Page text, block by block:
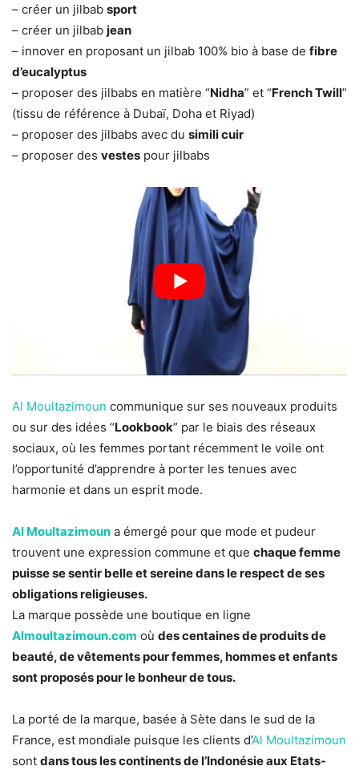
– créer un jilbab sport
– créer un jilbab jean
– innover en proposant un jilbab 100% bio à base de fibre
d’eucalyptus
– proposer des jilbabs en matière “Nidha” et “French Twill”
(tissu de référence à Dubaï, Doha et Riyad)
– proposer des jilbabs avec du simili cuir
– proposer des vestes pour jilbabs
Al Moultazimoun communique sur ses nouveaux produits
ou sur des idées “Lookbook” par le biais des réseaux
sociaux, où les femmes portant récemment le voile ont
l’opportunité d’apprendre à porter les tenues avec
harmonie et dans un esprit mode.
Al Moultazimoun a émergé pour que mode et pudeur
trouvent une expression commune et que chaque femme
puisse se sentir belle et sereine dans le respect de ses
obligations religieuses.
La marque possède une boutique en ligne
Almoultazimoun.com où des centaines de produits de
beauté, de vêtements pour femmes, hommes et enfants
sont proposés pour le bonheur de tous.
La porté de la marque, basée à Sète dans le sud de la
France, est mondiale puisque les clients d’Al Moultazimoun
sont dans tous les continents de l’Indonésie aux Etats-